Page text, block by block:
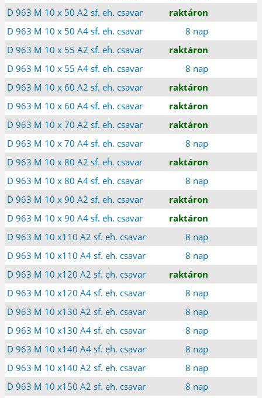
D 963 M 10 x 50 A2 sf. eh. csavar
raktáron
D 963 M 10 x 50 A4 sf. eh. csavar
8 nap
D 963 M 10 x 55 A2 sf. eh. csavar
raktáron
D 963 M 10 x 55 A4 sf. eh. csavar
8 nap
D 963 M 10 x 60 A2 sf. eh. csavar
raktáron
D 963 M 10 x 60 A4 sf. eh. csavar
raktáron
D 963 M 10 x 70 A2 sf. eh. csavar
raktáron
D 963 M 10 x 70 A4 sf. eh. csavar
8 nap
D 963 M 10 x 80 A2 sf. eh. csavar
raktáron
D 963 M 10 x 80 A4 sf. eh. csavar
8 nap
D 963 M 10 x 90 A2 sf. eh. csavar
raktáron
D 963 M 10 x 90 A4 sf. eh. csavar
raktáron
D 963 M 10 x110 A2 sf. eh. csavar
8 nap
D 963 M 10 x110 A4 sf. eh. csavar
8 nap
D 963 M 10 x120 A2 sf. eh. csavar
raktáron
D 963 M 10 x120 A4 sf. eh. csavar
8 nap
D 963 M 10 x130 A2 sf. eh. csavar
8 nap
D 963 M 10 x130 A4 sf. eh. csavar
8 nap
D 963 M 10 x140 A4 sf. eh. csavar
8 nap
D 963 M 10 x140 A2 sf. eh. csavar
8 nap
D 963 M 10 x150 A2 sf. eh. csavar
8 nap